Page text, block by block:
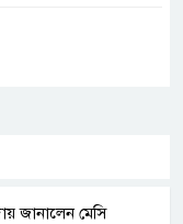
জানালেন মেসি